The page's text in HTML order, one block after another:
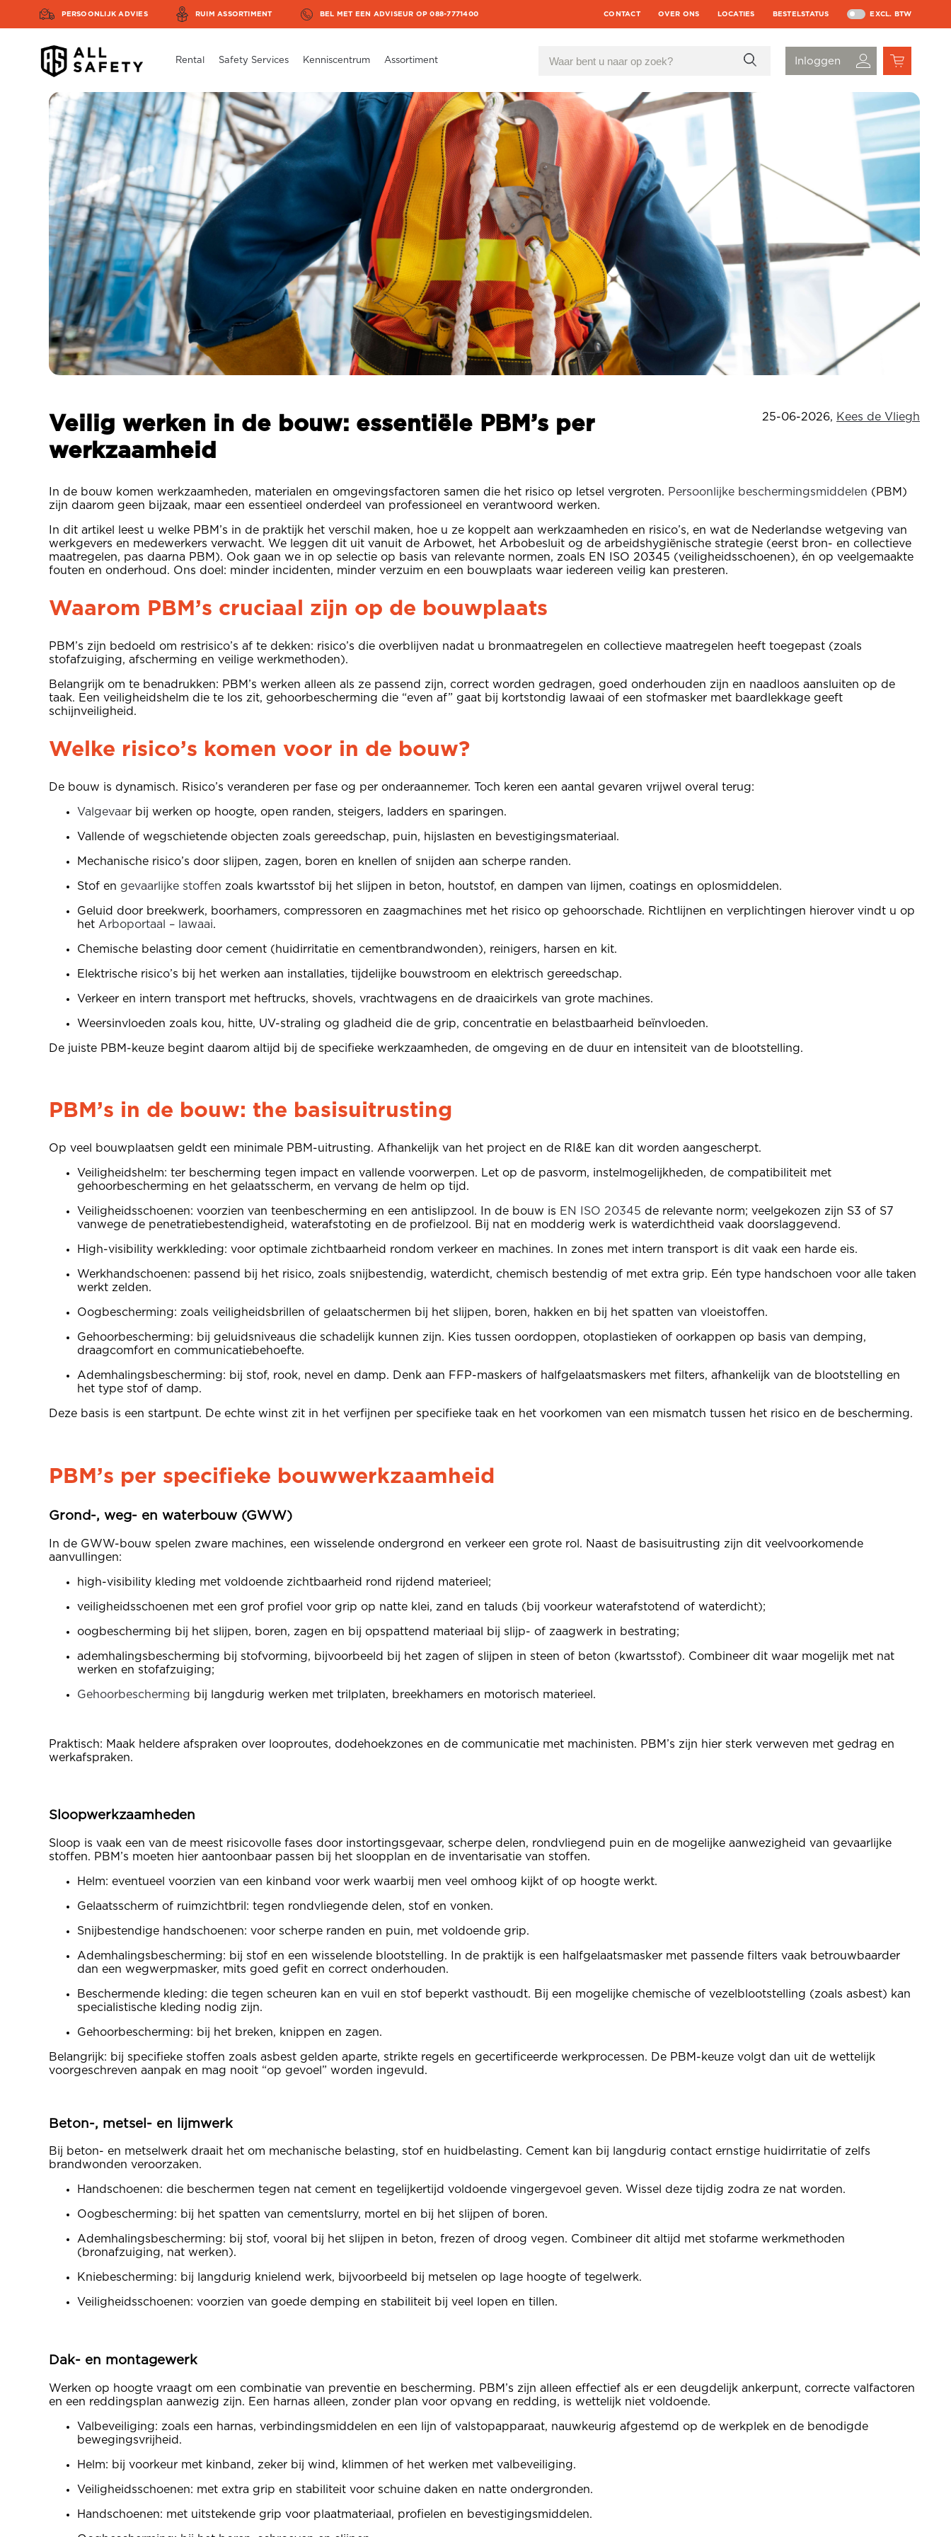
PERSOONLIJK ADVIES RUIM ASSORTIMENT BEL MET EEN ADVISEUR OP 088-7771400 CONTACT OVER ONS LOCATIES BESTELSTATUS EXCL. BTW
Rental Safety Services Kenniscentrum Assortiment
25-06-2026, Kees de Vliegh
Veilig werken in de bouw: essentiële PBM’s per
werkzaamheid
In de bouw komen werkzaamheden, materialen en omgevingsfactoren samen die het risico op letsel vergroten. Persoonlijke beschermingsmiddelen (PBM)
zijn daarom geen bijzaak, maar een essentieel onderdeel van professioneel en verantwoord werken.
In dit artikel leest u welke PBM’s in de praktijk het verschil maken, hoe u ze koppelt aan werkzaamheden en risico’s, en wat de Nederlandse wetgeving van
werkgevers en medewerkers verwacht. We leggen dit uit vanuit de Arbowet, het Arbobesluit og de arbeidshygiënische strategie (eerst bron- en collectieve
maatregelen, pas daarna PBM). Ook gaan we in op selectie op basis van relevante normen, zoals EN ISO 20345 (veiligheidsschoenen), én op veelgemaakte
fouten en onderhoud. Ons doel: minder incidenten, minder verzuim en een bouwplaats waar iedereen veilig kan presteren.
Waarom PBM’s cruciaal zijn op de bouwplaats
PBM’s zijn bedoeld om restrisico’s af te dekken: risico’s die overblijven nadat u bronmaatregelen en collectieve maatregelen heeft toegepast (zoals
stofafzuiging, afscherming en veilige werkmethoden).
Belangrijk om te benadrukken: PBM’s werken alleen als ze passend zijn, correct worden gedragen, goed onderhouden zijn en naadloos aansluiten op de
taak. Een veiligheidshelm die te los zit, gehoorbescherming die “even af” gaat bij kortstondig lawaai of een stofmasker met baardlekkage geeft
schijnveiligheid.
Welke risico’s komen voor in de bouw?
De bouw is dynamisch. Risico’s veranderen per fase og per onderaannemer. Toch keren een aantal gevaren vrijwel overal terug:
Valgevaar bij werken op hoogte, open randen, steigers, ladders en sparingen.
Vallende of wegschietende objecten zoals gereedschap, puin, hijslasten en bevestigingsmateriaal.
Mechanische risico’s door slijpen, zagen, boren en knellen of snijden aan scherpe randen.
Stof en gevaarlijke stoffen zoals kwartsstof bij het slijpen in beton, houtstof, en dampen van lijmen, coatings en oplosmiddelen.
Geluid door breekwerk, boorhamers, compressoren en zaagmachines met het risico op gehoorschade. Richtlijnen en verplichtingen hierover vindt u op
het Arboportaal – lawaai.
Chemische belasting door cement (huidirritatie en cementbrandwonden), reinigers, harsen en kit.
Elektrische risico’s bij het werken aan installaties, tijdelijke bouwstroom en elektrisch gereedschap.
Verkeer en intern transport met heftrucks, shovels, vrachtwagens en de draaicirkels van grote machines.
Weersinvloeden zoals kou, hitte, UV-straling og gladheid die de grip, concentratie en belastbaarheid beïnvloeden.
De juiste PBM-keuze begint daarom altijd bij de specifieke werkzaamheden, de omgeving en de duur en intensiteit van de blootstelling.
PBM’s in de bouw: the basisuitrusting
Op veel bouwplaatsen geldt een minimale PBM-uitrusting. Afhankelijk van het project en de RI&E kan dit worden aangescherpt.
Veiligheidshelm: ter bescherming tegen impact en vallende voorwerpen. Let op de pasvorm, instelmogelijkheden, de compatibiliteit met
gehoorbescherming en het gelaatsscherm, en vervang de helm op tijd.
Veiligheidsschoenen: voorzien van teenbescherming en een antislipzool. In de bouw is EN ISO 20345 de relevante norm; veelgekozen zijn S3 of S7
vanwege de penetratiebestendigheid, waterafstoting en de profielzool. Bij nat en modderig werk is waterdichtheid vaak doorslaggevend.
High-visibility werkkleding: voor optimale zichtbaarheid rondom verkeer en machines. In zones met intern transport is dit vaak een harde eis.
Werkhandschoenen: passend bij het risico, zoals snijbestendig, waterdicht, chemisch bestendig of met extra grip. Eén type handschoen voor alle taken
werkt zelden.
Oogbescherming: zoals veiligheidsbrillen of gelaatschermen bij het slijpen, boren, hakken en bij het spatten van vloeistoffen.
Gehoorbescherming: bij geluidsniveaus die schadelijk kunnen zijn. Kies tussen oordoppen, otoplastieken of oorkappen op basis van demping,
draagcomfort en communicatiebehoefte.
Ademhalingsbescherming: bij stof, rook, nevel en damp. Denk aan FFP-maskers of halfgelaatsmaskers met filters, afhankelijk van de blootstelling en
het type stof of damp.
Deze basis is een startpunt. De echte winst zit in het verfijnen per specifieke taak en het voorkomen van een mismatch tussen het risico en de bescherming.
PBM’s per specifieke bouwwerkzaamheid
Grond-, weg- en waterbouw (GWW)
In de GWW-bouw spelen zware machines, een wisselende ondergrond en verkeer een grote rol. Naast de basisuitrusting zijn dit veelvoorkomende
aanvullingen:
high-visibility kleding met voldoende zichtbaarheid rond rijdend materieel;
veiligheidsschoenen met een grof profiel voor grip op natte klei, zand en taluds (bij voorkeur waterafstotend of waterdicht);
oogbescherming bij het slijpen, boren, zagen en bij opspattend materiaal bij slijp- of zaagwerk in bestrating;
ademhalingsbescherming bij stofvorming, bijvoorbeeld bij het zagen of slijpen in steen of beton (kwartsstof). Combineer dit waar mogelijk met nat
werken en stofafzuiging;
Gehoorbescherming bij langdurig werken met trilplaten, breekhamers en motorisch materieel.
Praktisch: Maak heldere afspraken over looproutes, dodehoekzones en de communicatie met machinisten. PBM’s zijn hier sterk verweven met gedrag en
werkafspraken.
Sloopwerkzaamheden
Sloop is vaak een van de meest risicovolle fases door instortingsgevaar, scherpe delen, rondvliegend puin en de mogelijke aanwezigheid van gevaarlijke
stoffen. PBM’s moeten hier aantoonbaar passen bij het sloopplan en de inventarisatie van stoffen.
Helm: eventueel voorzien van een kinband voor werk waarbij men veel omhoog kijkt of op hoogte werkt.
Gelaatsscherm of ruimzichtbril: tegen rondvliegende delen, stof en vonken.
Snijbestendige handschoenen: voor scherpe randen en puin, met voldoende grip.
Ademhalingsbescherming: bij stof en een wisselende blootstelling. In de praktijk is een halfgelaatsmasker met passende filters vaak betrouwbaarder
dan een wegwerpmasker, mits goed gefit en correct onderhouden.
Beschermende kleding: die tegen scheuren kan en vuil en stof beperkt vasthoudt. Bij een mogelijke chemische of vezelblootstelling (zoals asbest) kan
specialistische kleding nodig zijn.
Gehoorbescherming: bij het breken, knippen en zagen.
Belangrijk: bij specifieke stoffen zoals asbest gelden aparte, strikte regels en gecertificeerde werkprocessen. De PBM-keuze volgt dan uit de wettelijk
voorgeschreven aanpak en mag nooit “op gevoel” worden ingevuld.
Beton-, metsel- en lijmwerk
Bij beton- en metselwerk draait het om mechanische belasting, stof en huidbelasting. Cement kan bij langdurig contact ernstige huidirritatie of zelfs
brandwonden veroorzaken.
Handschoenen: die beschermen tegen nat cement en tegelijkertijd voldoende vingergevoel geven. Wissel deze tijdig zodra ze nat worden.
Oogbescherming: bij het spatten van cementslurry, mortel en bij het slijpen of boren.
Ademhalingsbescherming: bij stof, vooral bij het slijpen in beton, frezen of droog vegen. Combineer dit altijd met stofarme werkmethoden
(bronafzuiging, nat werken).
Kniebescherming: bij langdurig knielend werk, bijvoorbeeld bij metselen op lage hoogte of tegelwerk.
Veiligheidsschoenen: voorzien van goede demping en stabiliteit bij veel lopen en tillen.
Dak- en montagewerk
Werken op hoogte vraagt om een combinatie van preventie en bescherming. PBM’s zijn alleen effectief als er een deugdelijk ankerpunt, correcte valfactoren
en een reddingsplan aanwezig zijn. Een harnas alleen, zonder plan voor opvang en redding, is wettelijk niet voldoende.
Valbeveiliging: zoals een harnas, verbindingsmiddelen en een lijn of valstopapparaat, nauwkeurig afgestemd op de werkplek en de benodigde
bewegingsvrijheid.
Helm: bij voorkeur met kinband, zeker bij wind, klimmen of het werken met valbeveiliging.
Veiligheidsschoenen: met extra grip en stabiliteit voor schuine daken en natte ondergronden.
Handschoenen: met uitstekende grip voor plaatmateriaal, profielen en bevestigingsmiddelen.